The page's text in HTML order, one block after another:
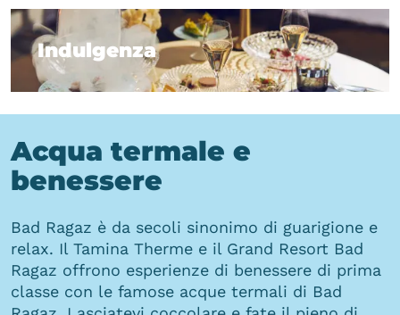
Indulgenza
Indulgenza
Acqua termale e
benessere
Bad Ragaz è da secoli sinonimo di guarigione e
relax. Il Tamina Therme e il Grand Resort Bad
Ragaz offrono esperienze di benessere di prima
classe con le famose acque termali di Bad